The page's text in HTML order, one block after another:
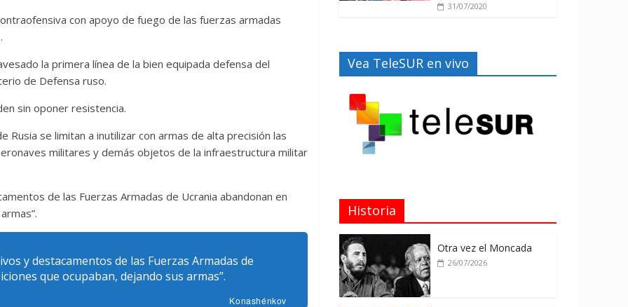
con apoyo de fuego de las fuerzas armadas
la primera línea de la bien equipada defensa del
de Defensa ruso.
sin oponer resistencia.
Rusia se limitan a inutilizar con armas de alta precisión las
militares y demás objetos de la infraestructura militar
de las Fuerzas Armadas de Ucrania abandonan en
y destacamentos de las Fuerzas Armadas de
que ocupaban, dejando sus armas”.
Konashénkov
31/07/2020
Vea TeleSUR en vivo
Historia
Otra vez el Moncada
26/07/2026